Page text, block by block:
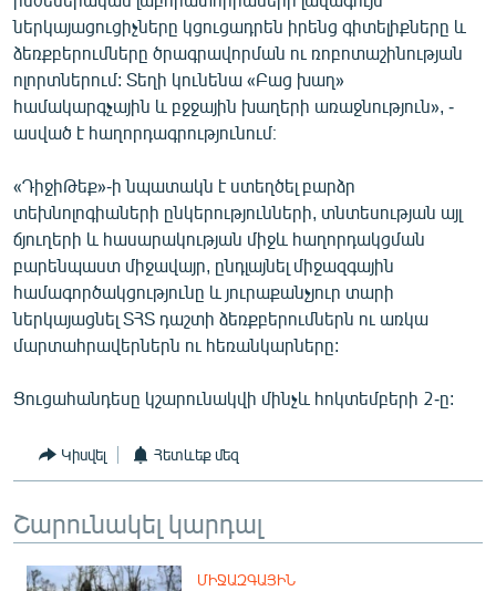
«Ազատության» բոլոր կայքերը
ներկայացուցիչները կցուցադրեն իրենց գիտելիքները և
ձեռքբերումները ծրագրավորման ու ռոբոտաշինության
ոլորտներում: Տեղի կունենա «Բաց խաղ»
համակարգչային և բջջային խաղերի առաջնություն», -
ասված է հաղորդագրությունում։
«ԴիջիԹեք»-ի նպատակն է ստեղծել բարձր
տեխնոլոգիաների ընկերությունների, տնտեսության այլ
ճյուղերի և հասարակության միջև հաղորդակցման
բարենպաստ միջավայր, ընդլայնել միջազգային
համագործակցությունը և յուրաքանչյուր տարի
ներկայացնել ՏՀՏ դաշտի ձեռքբերումներն ու առկա
մարտահրավերներն ու հեռանկարները:
Ցուցահանդեսը կշարունակվի մինչև հոկտեմբերի 2-ը:
Կիսվել Հետևեք մեզ
Շարունակել կարդալ
ՄԻՋԱԶԳԱՅԻՆ